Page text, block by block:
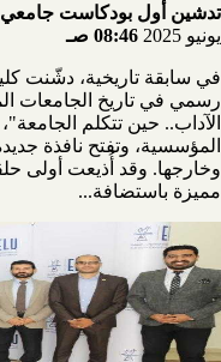
تدشين أول بودكاست جامعي
يونيو 2025
08:46 صـ
في سابقة تاريخية، دشّنت
رسمي في تاريخ الجامعات
الآداب.. حين تتكلم
المؤسسية، وتفتح نافذة
وخارجها. وقد أُذيعت أولى
مميزة باستضافة...